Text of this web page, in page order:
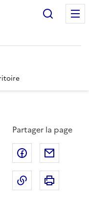
Partager la page
Partager sur
Copier dans